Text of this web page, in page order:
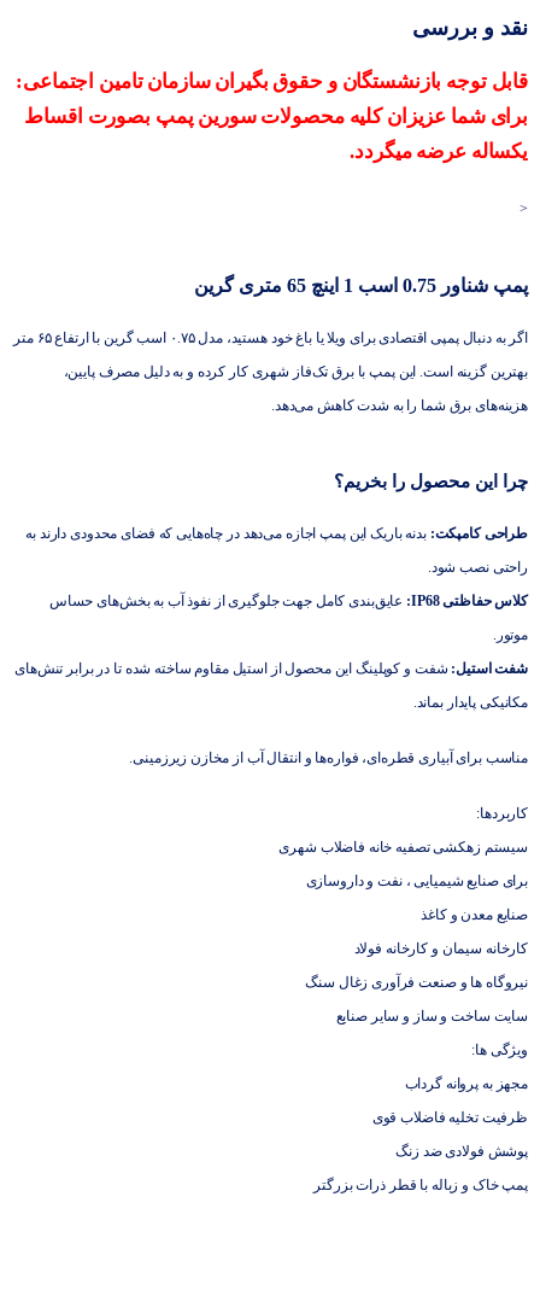
نقد و بررسی
قابل توجه بازنشستگان و حقوق بگیران سازمان تامین اجتماعی:
برای شما عزیزان کلیه محصولات سورین پمپ بصورت اقساط
یکساله عرضه میگردد.
<
پمپ شناور 0.75 اسب 1 اینچ 65 متری گرین
اگر به دنبال پمپی اقتصادی برای ویلا یا باغ خود هستید، مدل ۰.۷۵ اسب گرین با ارتفاع ۶۵ متر
بهترین گزینه است. این پمپ با برق تک‌فاز شهری کار کرده و به دلیل مصرف پایین،
هزینه‌های برق شما را به شدت کاهش می‌دهد.
چرا این محصول را بخریم؟
طراحی کامپکت: بدنه باریک این پمپ اجازه می‌دهد در چاه‌هایی که فضای محدودی دارند به
راحتی نصب شود.
کلاس حفاظتی IP68:
عایق‌بندی کامل جهت جلوگیری از نفوذ آب به بخش‌های حساس
موتور.
شفت استیل: شفت و کوپلینگ این محصول از استیل مقاوم ساخته شده تا در برابر تنش‌های
مکانیکی پایدار بماند.
مناسب برای آبیاری قطره‌ای، فواره‌ها و انتقال آب از مخازن زیرزمینی.
کاربردها:
سیستم زهکشی تصفیه خانه فاضلاب شهری
برای صنایع شیمیایی ، نفت و داروسازی
صنایع معدن و کاغذ
کارخانه سیمان و کارخانه فولاد
نیروگاه ها و صنعت فرآوری زغال سنگ
سایت ساخت و ساز و سایر صنایع
ویژگی ها:
مجهز به پروانه گرداب
ظرفیت تخلیه فاضلاب قوی
پوشش فولادی ضد زنگ
پمپ خاک و زباله با قطر ذرات بزرگتر